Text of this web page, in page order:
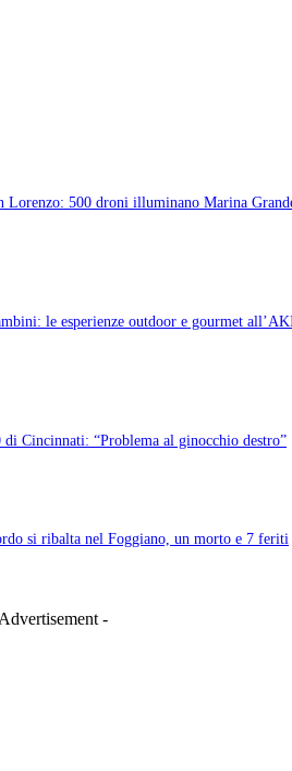
Lorenzo: 500 droni illuminano Marina
le esperienze outdoor e gourmet
di Cincinnati: “Problema al ginocchio destro”
si ribalta nel Foggiano, un morto e 7 feriti
-